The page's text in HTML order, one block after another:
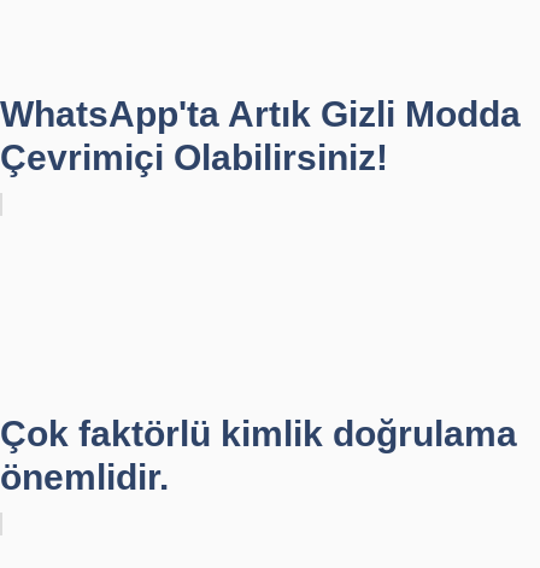
WhatsApp'ta Artık Gizli Modda
Çevrimiçi Olabilirsiniz!
Çok faktörlü kimlik doğrulama
önemlidir.